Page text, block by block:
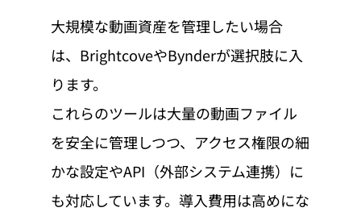
大規模な動画資産を管理したい場合
は、BrightcoveやBynderが選択肢に入
ります。
これらのツールは大量の動画ファイル
を安全に管理しつつ、アクセス権限の細
かな設定やAPI（外部システム連携）に
も対応しています。導入費用は高めにな